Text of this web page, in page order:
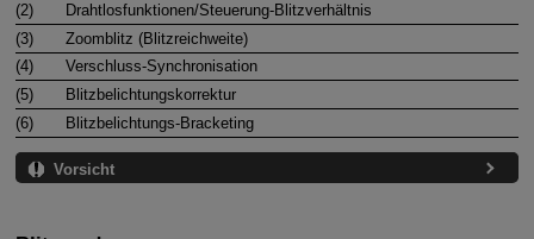
(2)
Drahtlosfunktionen/Steuerung-Blitzverhältnis
(3)
Zoomblitz (Blitzreichweite)
(4)
Verschluss-Synchronisation
(5)
Blitzbelichtungskorrektur
(6)
Blitzbelichtungs-Bracketing
Vorsicht